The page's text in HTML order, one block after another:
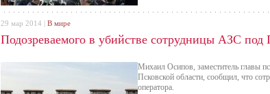
Подозреваемого в убийстве сотрудницы АЗС под
Михаил Осипов, заместитель главы
Псковской области, сообщил, что
оператора.
29 мар 2014 | В мире